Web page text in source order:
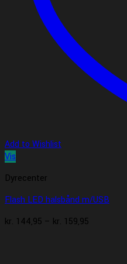
Add to Wishlist
Vis
Dyrecenter
Flash LED halsbånd m/USB
kr. 144,95 – kr. 159,95